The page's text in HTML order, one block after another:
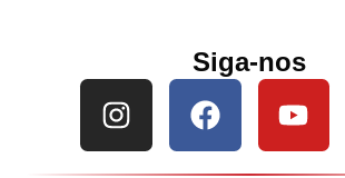
Siga-nos